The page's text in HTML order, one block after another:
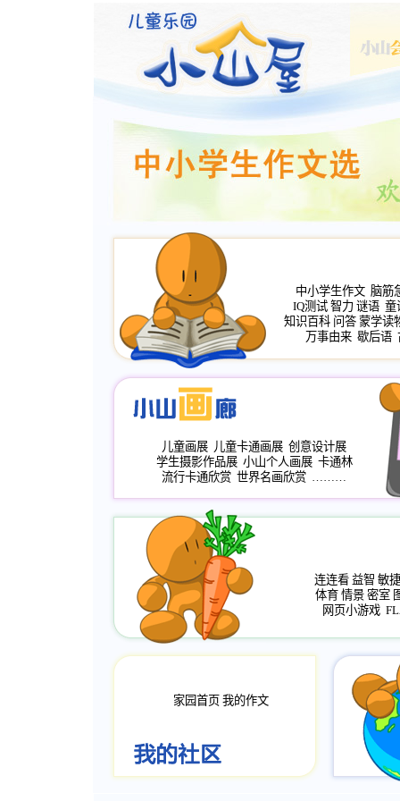
中小学生作文 脑筋
IQ测试 智力 谜语 童
知识百科 问答 蒙学读
万事由来 歇后语
儿童画展 儿童卡通画展 创意设计展
学生摄影作品展 小山个人画展 卡通林
流行卡通欣赏 世界名画欣赏 ………
连连看 益智 敏捷
体育 情景 密室
网页小游戏
家园首页 我的作文